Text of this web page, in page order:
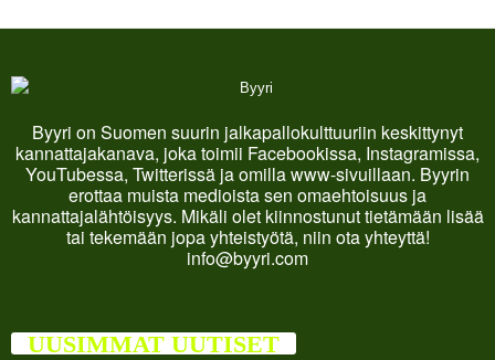
Byyri on Suomen suurin jalkapallokulttuuriin keskittynyt
kannattajakanava, joka toimii Facebookissa, Instagramissa,
YouTubessa, Twitterissä ja omilla www-sivuillaan. Byyrin
erottaa muista medioista sen omaehtoisuus ja
kannattajalähtöisyys. Mikäli olet kiinnostunut tietämään lisää
tai tekemään jopa yhteistyötä, niin ota yhteyttä!
info@byyri.com
UUSIMMAT UUTISET